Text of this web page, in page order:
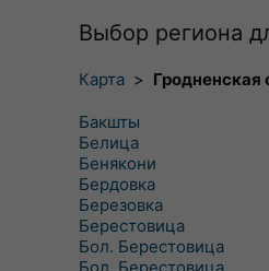
Выбор региона
Карта > Гродненская
Бакшты
Белица
Бенякони
Бердовка
Березовка
Берестовица
Бол. Берестовица